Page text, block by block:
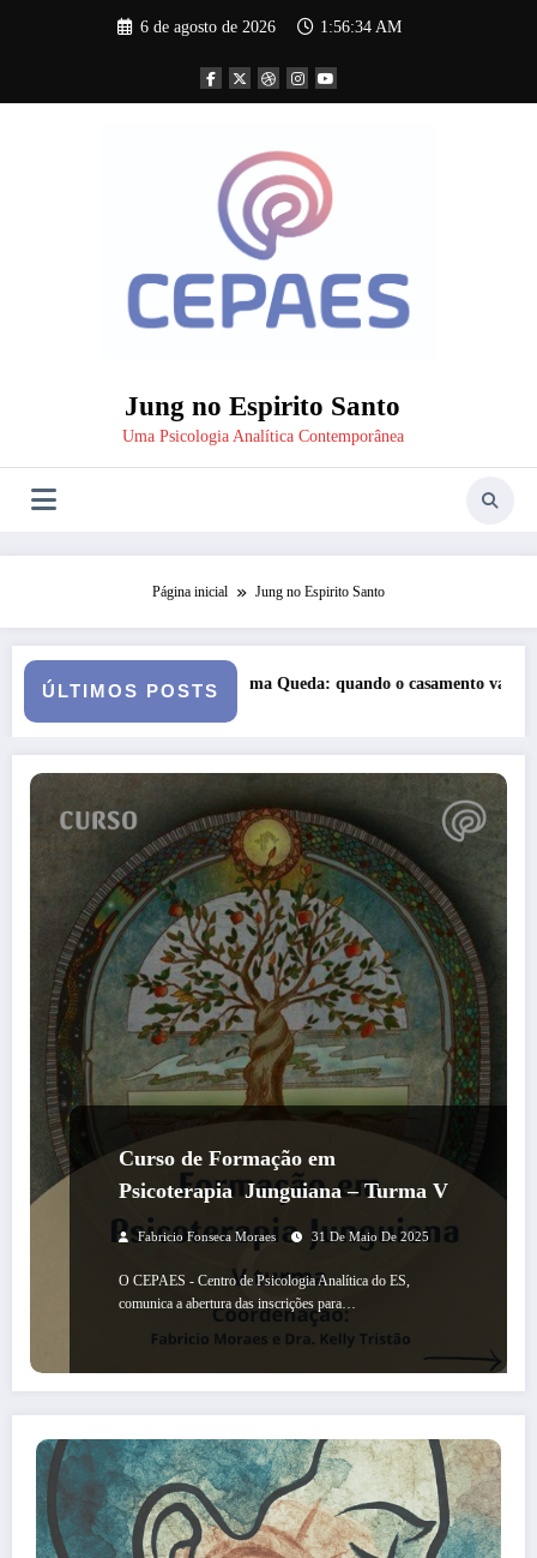
6 de agosto de 2026 1:56:35 AM
Jung no Espirito Santo
Uma Psicologia Analítica Contemporânea
Página inicial Jung no Espirito Santo
ÚLTIMOS POSTS
casamento vai a julgamento Curso: Psicopatologia Junguiana
Curso de Formação em
Psicoterapia Junguiana – Turma V
Fabricio Fonseca Moraes 31 De Maio De 2025
O CEPAES - Centro de Psicologia Analítica do ES,
comunica a abertura das inscrições para…